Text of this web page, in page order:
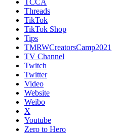
TCCA
Threads
TikTok
TikTok Shop
Tips
TMRWCreatorsCamp2021
TV Channel
Twitch
Twitter
Video
Website
Weibo
X
Youtube
Zero to Hero